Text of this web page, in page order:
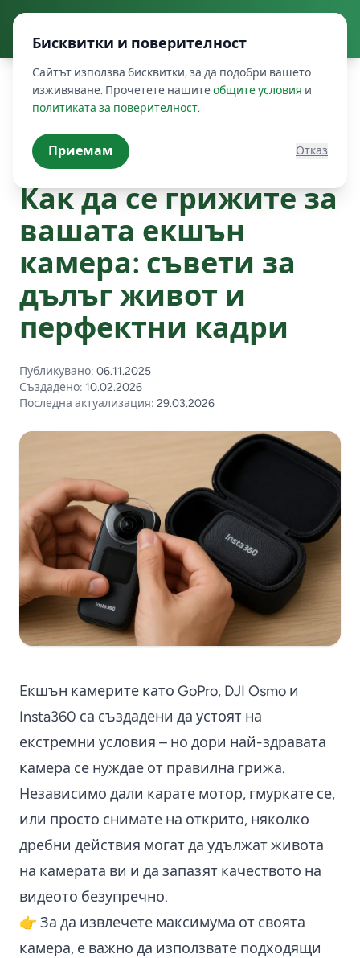
Ръководства и съвети
Как да се грижите за
вашата екшън
камера: съвети за
дълъг живот и
перфектни кадри
Публикувано: 06.11.2025
Създадено: 10.02.2026
Последна актуализация: 29.03.2026
Екшън камерите като GoPro, DJI Osmo и
Insta360 са създадени да устоят на
екстремни условия – но дори най-здравата
камера се нуждае от правилна грижа.
Независимо дали карате мотор, гмуркате се,
или просто снимате на открито, няколко
дребни действия могат да удължат живота
на камерата ви и да запазят качеството на
видеото безупречно.
👉 За да извлечете максимума от своята
камера, е важно да използвате подходящи
Бисквитки и поверителност
Сайтът използва бисквитки, за да подобри вашето
изживяване. Прочетете нашитеобщите условия и
политиката за поверителност.
Приемам Отказ